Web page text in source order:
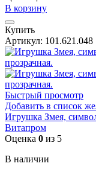
В корзину
Купить
Артикул: 101.621.048
Быстрый просмотр
Добавить в список
Игрушка Змея,
Витапром
Оценка 0 из 5
В наличии